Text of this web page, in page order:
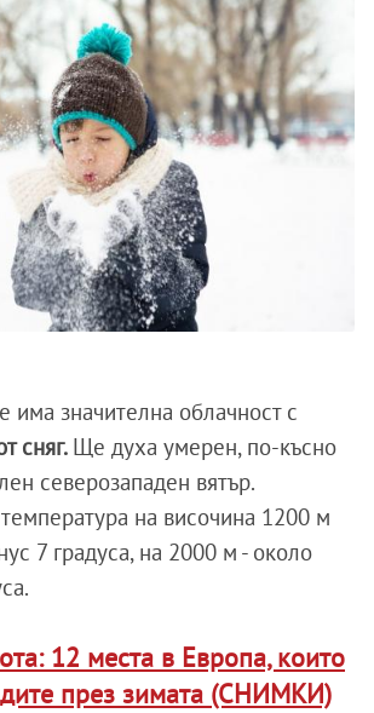
има значителна облачност с
сняг. Ще духа умерен, по-късно
северозападен вятър.
на височина 1200 м
7 градуса, на 2000 м - около
12 места в Европа, които
през зимата (СНИМКИ)